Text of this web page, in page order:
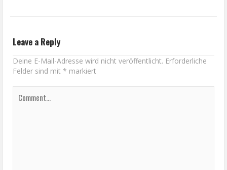
Leave a Reply
Deine E-Mail-Adresse wird nicht veröffentlicht. Erforderliche
Felder sind mit* markiert